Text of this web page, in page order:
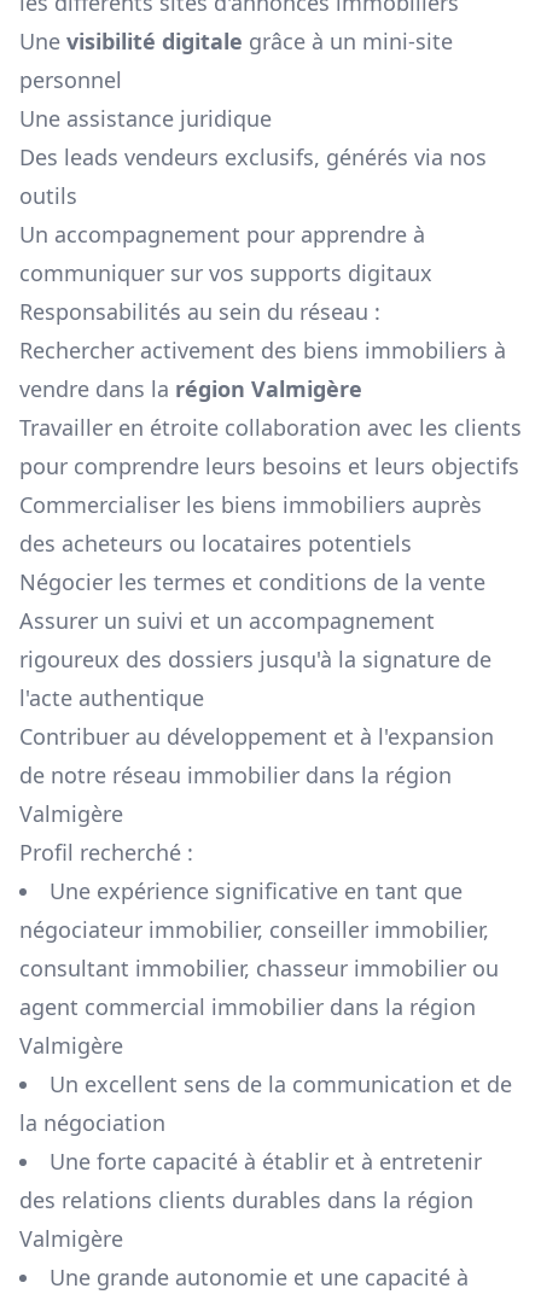
Une visibilité digitale grâce à un mini-site
personnel
Une assistance juridique
Des leads vendeurs exclusifs, générés via nos
outils
Un accompagnement pour apprendre à
communiquer sur vos supports digitaux
Responsabilités au sein du réseau :
Rechercher activement des biens immobiliers à
vendre dans la région Valmigère
Travailler en étroite collaboration avec les clients
pour comprendre leurs besoins et leurs objectifs
Commercialiser les biens immobiliers auprès
des acheteurs ou locataires potentiels
Négocier les termes et conditions de la vente
Assurer un suivi et un accompagnement
rigoureux des dossiers jusqu'à la signature de
l'acte authentique
Contribuer au développement et à l'expansion
de notre réseau immobilier dans la région
Valmigère
Profil recherché :
Une expérience significative en tant que
négociateur immobilier, conseiller immobilier,
consultant immobilier, chasseur immobilier ou
agent commercial immobilier dans la région
Valmigère
Un excellent sens de la communication et de
la négociation
Une forte capacité à établir et à entretenir
des relations clients durables dans la région
Valmigère
Une grande autonomie et une capacité à